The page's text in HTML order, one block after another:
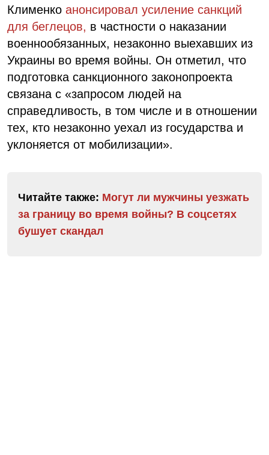
Клименко анонсировал усиление санкций
для беглецов, в частности о наказании
военнообязанных, незаконно выехавших из
Украины во время войны. Он отметил, что
подготовка санкционного законопроекта
связана с «запросом людей на
справедливость, в том числе и в отношении
тех, кто незаконно уехал из государства и
уклоняется от мобилизации».
Читайте также: Могут ли мужчины уезжать
за границу во время войны? В соцсетях
бушует скандал